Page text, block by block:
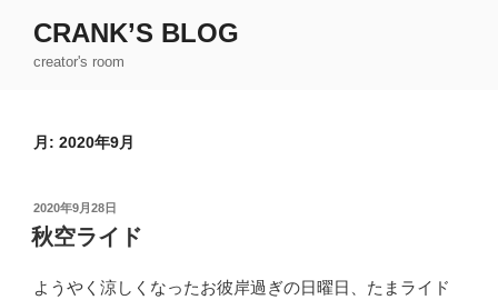
CRANK’S BLOG
creator's room
月: 2020年9月
投
稿
日:
2020年9月28日
秋空ライド
ようやく涼しくなったお彼岸過ぎの日曜日、たまライド